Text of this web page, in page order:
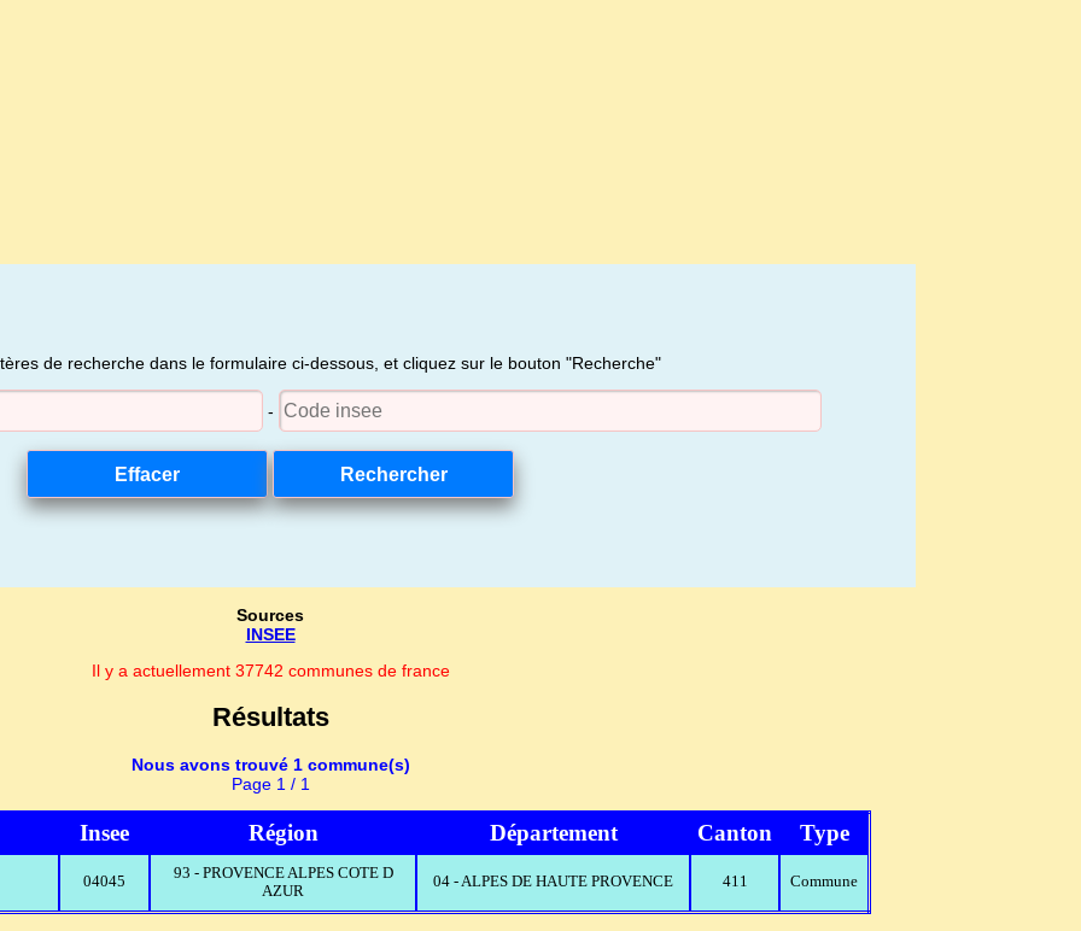
de recherche dans le formulaire ci-dessous, et cliquez sur le bouton "Recherche"
-
Sources
INSEE
Il y a actuellement 37742 communes de france
Résultats
Nous avons trouvé 1 commune(s)
Page 1 / 1
Insee Région Département Canton Type
04045
93 - PROVENCE ALPES COTE D
AZUR
04 - ALPES DE HAUTE PROVENCE 411 Commune